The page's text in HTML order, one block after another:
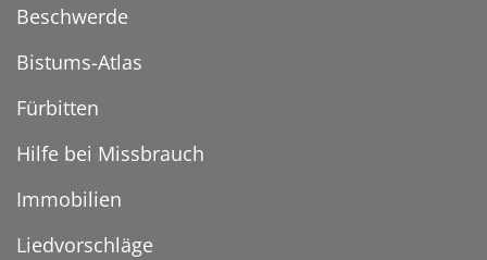
Beschwerde
Bistums-Atlas
Fürbitten
Hilfe bei Missbrauch
Immobilien
Liedvorschläge